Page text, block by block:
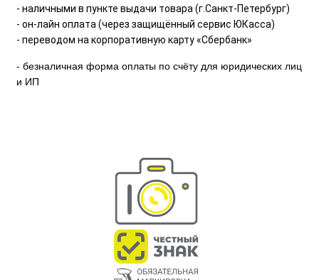
- наличными в пункте выдачи товара (г.Санкт-Петербург)
- он-лайн оплата (через защищённый сервис ЮКасса)
- переводом на корпоративную карту «Сбербанк»
- безналичная форма оплаты по счёту для юридических лиц
и ИП